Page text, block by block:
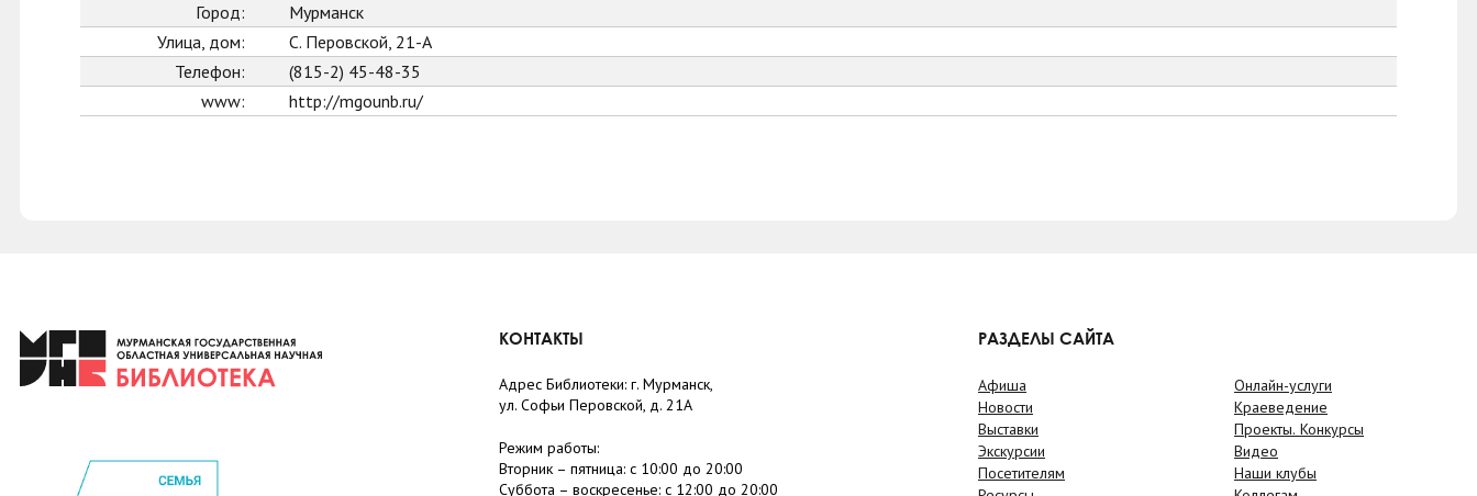
Город:
Мурманск
Улица, дом:
С. Перовской, 21-А
Телефон:
(815-2) 45-48-35
www:
http://mgounb.ru/
КОНТАКТЫ
Адрес Библиотеки: г. Мурманск,
ул. Софьи Перовской, д. 21А
Режим работы:
Вторник – пятница: с 10:00 до 20:00
Суббота – воскресенье: c 12:00 до 20:00
РАЗДЕЛЫ САЙТА
Афиша
Новости
Выставки
Экскурсии
Посетителям
Онлайн-услуги
Краеведение
Проекты. Конкурсы
Видео
Наши клубы